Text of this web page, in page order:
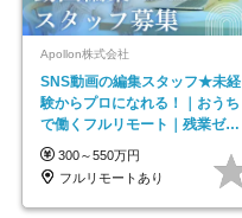
Apollon株式会社
SNS動画の編集スタッフ★未経
験からプロになれる！｜おうち
で働くフルリモート｜残業ゼロ
で18時退勤◎
300～550万円
フルリモートあり